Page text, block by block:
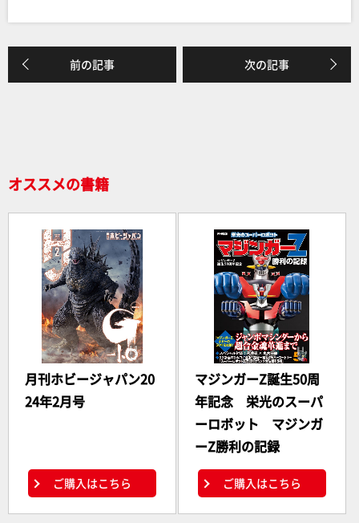
c
e
b
e
前の記事 次の記事
オススメの書籍
月刊ホビージャパン20
24年2月号
ご購入はこちら
マジンガーZ誕生50周
年記念 栄光のスーパ
ーロボット マジンガ
ーZ勝利の記録
ご購入はこちら